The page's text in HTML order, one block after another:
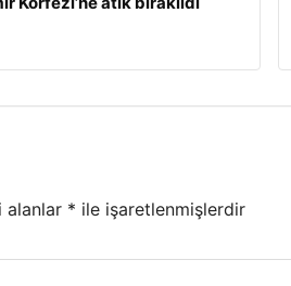
alanlar * ile işaretlenmişlerdir